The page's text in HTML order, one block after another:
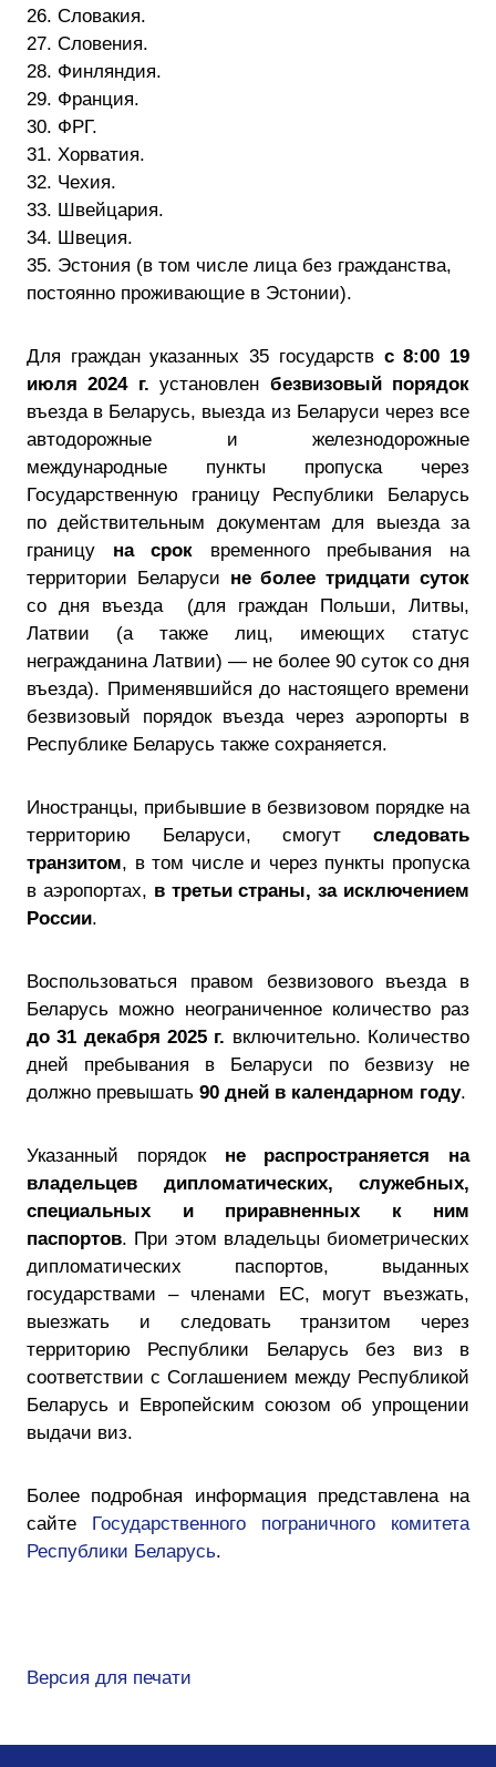
26. Словакия.
27. Словения.
28. Финляндия.
29. Франция.
30. ФРГ.
31. Хорватия.
32. Чехия.
33. Швейцария.
34. Швеция.
35. Эстония (в том числе лица без гражданства,
постоянно проживающие в Эстонии).
Для граждан указанных 35 государств с 8:00 19
июля 2024 г. установлен безвизовый порядок
въезда в Беларусь, выезда из Беларуси через все
автодорожные и железнодорожные
международные пункты пропуска через
Государственную границу Республики Беларусь
по действительным документам для выезда за
границу на срок временного пребывания на
территории Беларуси не более тридцати суток
со дня въезда (для граждан Польши, Литвы,
Латвии (а также лиц, имеющих статус
негражданина Латвии) — не более 90 суток со дня
въезда). Применявшийся до настоящего времени
безвизовый порядок въезда через аэропорты в
Республике Беларусь также сохраняется.
Иностранцы, прибывшие в безвизовом порядке на
территорию Беларуси, смогут следовать
транзитом, в том числе и через пункты пропуска
в аэропортах, в третьи страны, за исключением
России.
Воспользоваться правом безвизового въезда в
Беларусь можно неограниченное количество раз
до 31 декабря 2025 г. включительно. Количество
дней пребывания в Беларуси по безвизу не
должно превышать 90 дней в календарном году.
Указанный порядок не распространяется на
владельцев дипломатических, служебных,
специальных и приравненных к ним
паспортов. При этом владельцы биометрических
дипломатических паспортов, выданных
государствами – членами ЕС, могут въезжать,
выезжать и следовать транзитом через
территорию Республики Беларусь без виз в
соответствии с Соглашением между Республикой
Беларусь и Европейским союзом об упрощении
выдачи виз.
Более подробная информация представлена на
сайте Государственного пограничного комитета
Республики Беларусь.
Версия для печати